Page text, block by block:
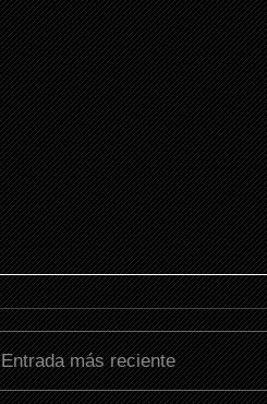
Entrada más reciente